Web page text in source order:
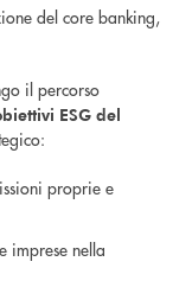
del core banking,
il percorso
ESG del
proprie e
imprese nella